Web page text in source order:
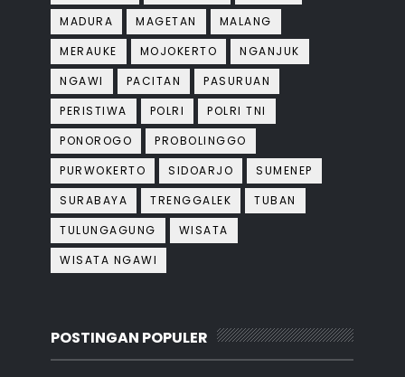
MADURA
MAGETAN
MALANG
MERAUKE
MOJOKERTO
NGANJUK
NGAWI
PACITAN
PASURUAN
PERISTIWA
POLRI
POLRI TNI
PONOROGO
PROBOLINGGO
PURWOKERTO
SIDOARJO
SUMENEP
SURABAYA
TRENGGALEK
TUBAN
TULUNGAGUNG
WISATA
WISATA NGAWI
POSTINGAN POPULER